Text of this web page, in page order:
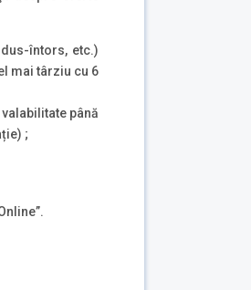
întors, etc.)
mai târziu cu 6
până
;